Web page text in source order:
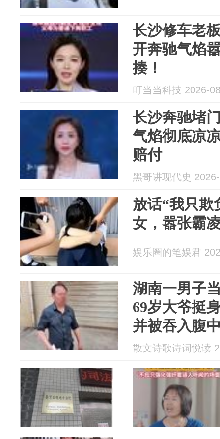
长沙修车老
开奔驰气焰
揍！
叮当当科技 2026-
长沙奔驰堵
气焰彻底凉
赔付
黑哥讲现代史
放话“我只欺
女，嚣张霸
娱乐圈的笔娱君
湖南一男子
69岁大爷挺
并被吞入腹
仍说不后悔
散文诗歌诗词悦读